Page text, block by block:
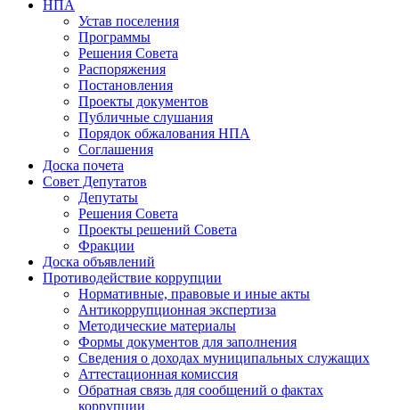
НПА
Устав поселения
Программы
Решения Совета
Распоряжения
Постановления
Проекты документов
Публичные слушания
Порядок обжалования НПА
Соглашения
Доска почета
Совет Депутатов
Депутаты
Решения Совета
Проекты решений Совета
Фракции
Доска объявлений
Противодействие коррупции
Нормативные, правовые и иные акты
Антикоррупционная экспертиза
Методические материалы
Формы документов для заполнения
Сведения о доходах муниципальных служащих
Аттестационная комиссия
Обратная связь для сообщений о фактах
коррупции